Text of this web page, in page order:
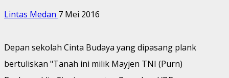
Lintas Medan 7 Mei 2016
Depan sekolah Cinta Budaya yang dipasang plank
bertuliskan "Tanah ini milik Mayjen TNI (Purn)